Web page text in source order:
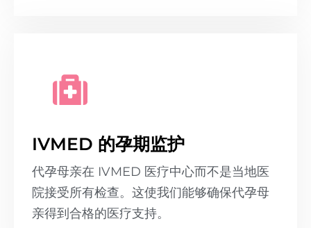
IVMED 的孕期监护
代孕母亲在 IVMED 医疗中心而不是当地医
院接受所有检查。这使我们能够确保代孕母
亲得到合格的医疗支持。